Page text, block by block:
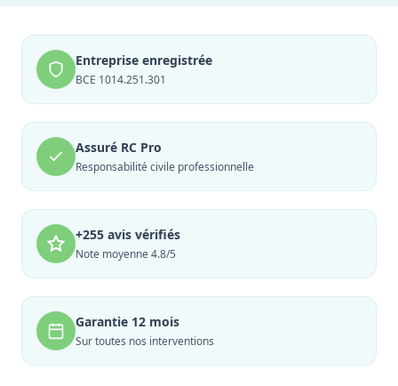
Entreprise enregistrée
BCE 1014.251.301
Assuré RC Pro
Responsabilité civile professionnelle
+255 avis vérifiés
Note moyenne 4.8/5
Garantie 12 mois
Sur toutes nos interventions